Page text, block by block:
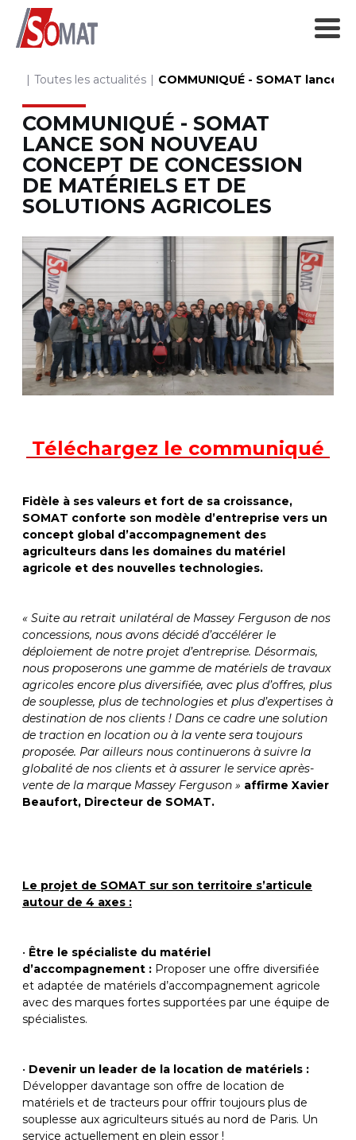
Toutes les actualités COMMUNIQUÉ - SOMAT
COMMUNIQUÉ - SOMAT
LANCE SON NOUVEAU
CONCEPT DE CONCESSION
DE MATÉRIELS ET DE
SOLUTIONS AGRICOLES
Téléchargez le communiqué
Fidèle à ses valeurs et fort de sa croissance,
SOMAT conforte son modèle d’entreprise vers un
concept global d’accompagnement des
agriculteurs dans les domaines du matériel
agricole et des nouvelles technologies.
« Suite au retrait unilatéral de Massey Ferguson de nos
concessions, nous avons décidé d’accélérer le
déploiement de notre projet d’entreprise. Désormais,
nous proposerons une gamme de matériels de travaux
agricoles encore plus diversifiée, avec plus d’offres, plus
de souplesse, plus de technologies et plus d’expertises à
destination de nos clients ! Dans ce cadre une solution
de traction en location ou à la vente sera toujours
proposée. Par ailleurs nous continuerons à suivre la
globalité de nos clients et à assurer le service après-
vente de la marque Massey Ferguson » affirme Xavier
Beaufort, Directeur de SOMAT.
Le projet de SOMAT sur son territoire s’articule
autour de 4 axes :
• Être le spécialiste du matériel
d’accompagnement : Proposer une offre diversifiée
et adaptée de matériels d’accompagnement agricole
avec des marques fortes supportées par une équipe de
spécialistes.
• Devenir un leader de la location de matériels :
Développer davantage son offre de location de
matériels et de tracteurs pour offrir toujours plus de
souplesse aux agriculteurs situés au nord de Paris. Un
service actuellement en plein essor !